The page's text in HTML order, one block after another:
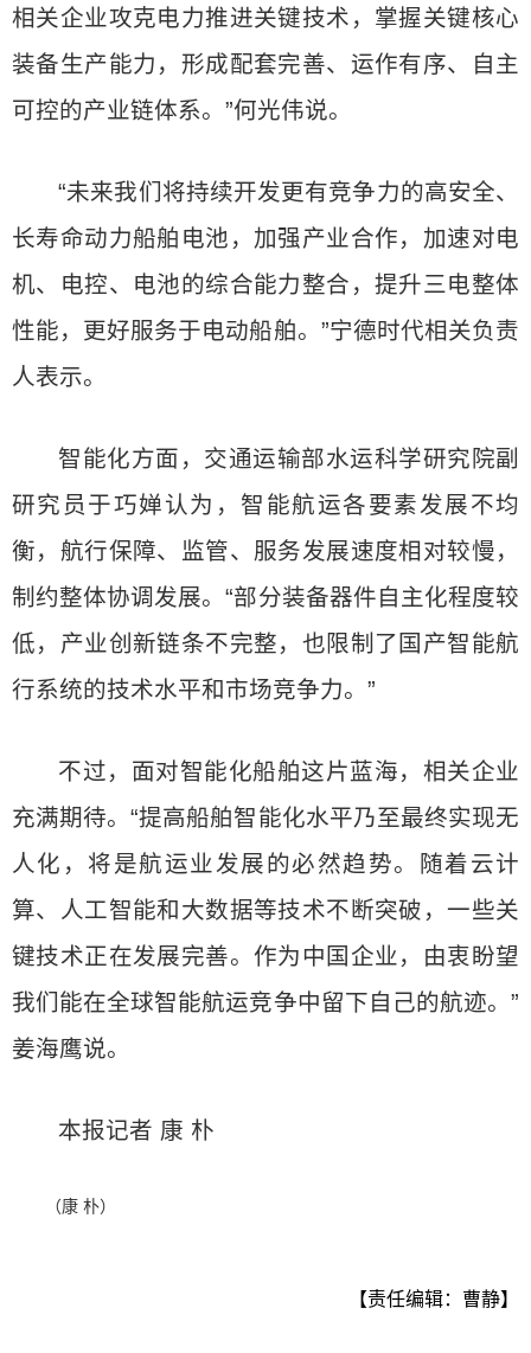
相关企业攻克电力推进关键技术，掌握关键核心
装备生产能力，形成配套完善、运作有序、自主
可控的产业链体系。”何光伟说。
“未来我们将持续开发更有竞争力的高安全、
长寿命动力船舶电池，加强产业合作，加速对电
机、电控、电池的综合能力整合，提升三电整体
性能，更好服务于电动船舶。”宁德时代相关负责
人表示。
智能化方面，交通运输部水运科学研究院副
研究员于巧婵认为，智能航运各要素发展不均
衡，航行保障、监管、服务发展速度相对较慢，
制约整体协调发展。“部分装备器件自主化程度较
低，产业创新链条不完整，也限制了国产智能航
行系统的技术水平和市场竞争力。”
不过，面对智能化船舶这片蓝海，相关企业
充满期待。“提高船舶智能化水平乃至最终实现无
人化，将是航运业发展的必然趋势。随着云计
算、人工智能和大数据等技术不断突破，一些关
键技术正在发展完善。作为中国企业，由衷盼望
我们能在全球智能航运竞争中留下自己的航迹。”
姜海鹰说。
本报记者 康 朴
（康 朴）
【责任编辑：曹静】